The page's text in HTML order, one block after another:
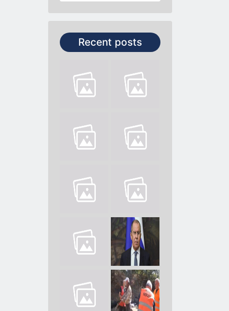
Recent posts